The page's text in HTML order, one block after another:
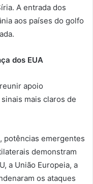
A entrada dos
aos países do golfo
dos EUA
apoio
mais claros de
potências emergentes
demonstram
a União Europeia, a
os ataques